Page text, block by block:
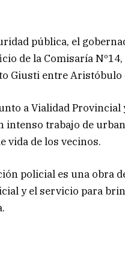
pública, el
de la Comisaría
Giusti entre Aristóbulo
a Vialidad
intenso trabajo de
vida de los vecinos.
policial es una obra
y el servicio para